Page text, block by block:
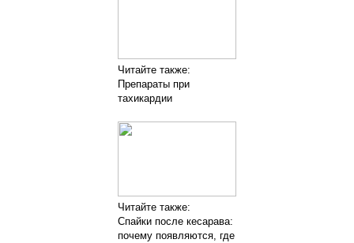
Читайте также:
Препараты при
тахикардии
Читайте также:
Спайки после кесарава:
почему появляются, где